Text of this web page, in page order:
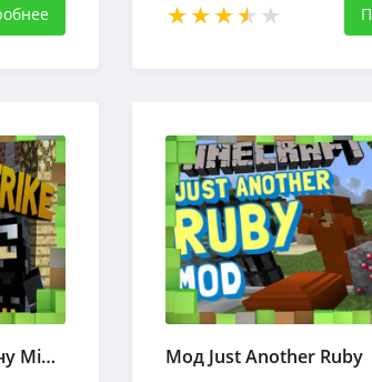
заходят в их дома без их
Counter-Strike 1.6 на замену Minecraft Мод Just Another Ruby